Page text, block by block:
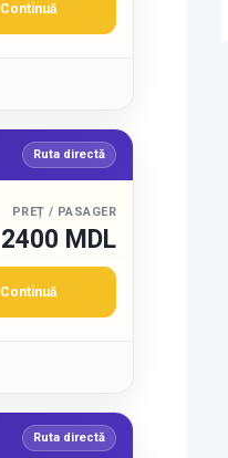
Continuă
Ruta directă
PREȚ / PASAGER
2400 MDL
Continuă
Ruta directă